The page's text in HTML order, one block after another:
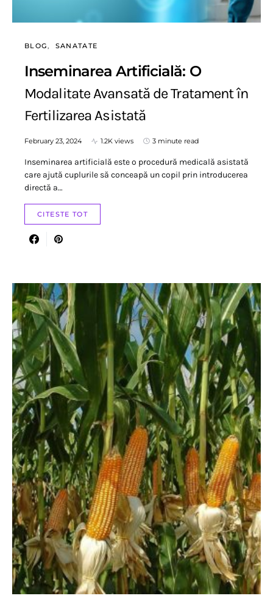
BLOG SANATATE
Inseminarea Artificială: O
Modalitate Avansată de Tratament în
Fertilizarea Asistată
February 23, 2024 1.2K views 3 minute read
Inseminarea artificială este o procedură medicală asistată
care ajută cuplurile să conceapă un copil prin introducerea
directă a…
CITESTE TOT